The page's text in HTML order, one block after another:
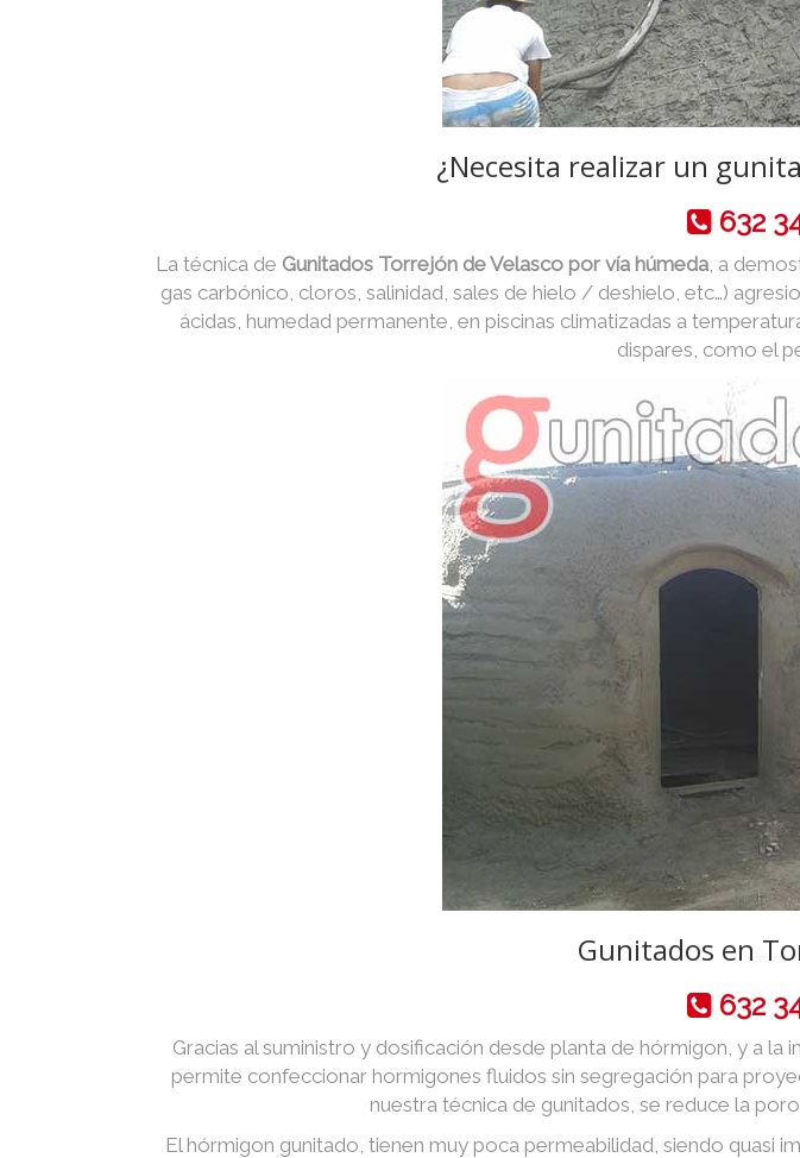
¿Necesita realizar un
632
La técnica de Gunitados Torrejón de Velasco por vía húmeda, a
gas carbónico, cloros, salinidad, sales de hielo / deshielo, etc…)
ácidas, humedad permanente, en piscinas climatizadas a
dispares, como el
Gunitados en
632
Gracias al suministro y dosificación desde planta de hórmigon, y a
permite confeccionar hormigones fluidos sin segregación para
nuestra técnica de gunitados, se reduce la
El hórmigon gunitado, tienen muy poca permeabilidad, siendo quasi